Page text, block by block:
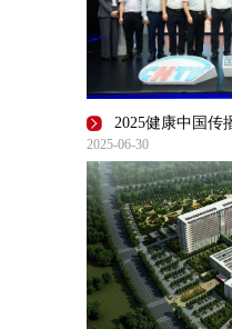
2025-06-30